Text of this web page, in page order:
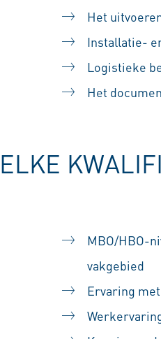
Het
Installatie-
Logistieke
Het
MBO/HBO-
vakgebied
Ervaring